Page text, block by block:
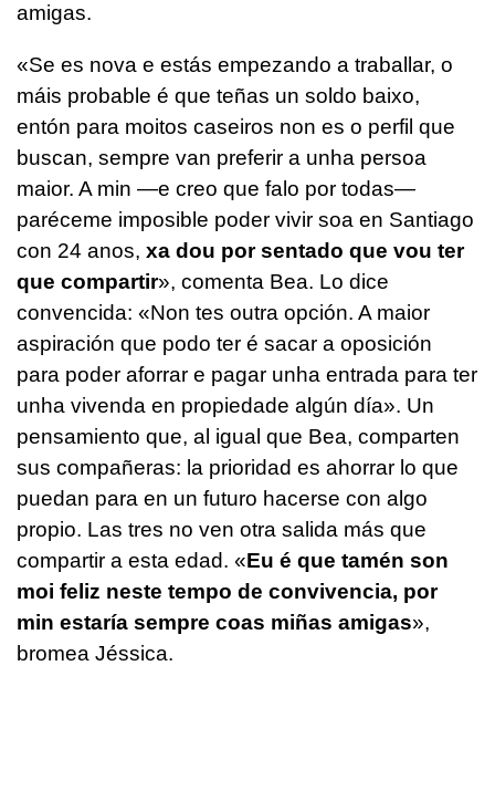
amigas.
«Se es nova e estás empezando a traballar, o
máis probable é que teñas un soldo baixo,
entón para moitos caseiros non es o perfil que
buscan, sempre van preferir a unha persoa
maior. A min —e creo que falo por todas—
paréceme imposible poder vivir soa en Santiago
con 24 anos, xa dou por sentado que vou ter
que compartir», comenta Bea. Lo dice
convencida: «Non tes outra opción. A maior
aspiración que podo ter é sacar a oposición
para poder aforrar e pagar unha entrada para ter
unha vivenda en propiedade algún día». Un
pensamiento que, al igual que Bea, comparten
sus compañeras: la prioridad es ahorrar lo que
puedan para en un futuro hacerse con algo
propio. Las tres no ven otra salida más que
compartir a esta edad. «Eu é que tamén son
moi feliz neste tempo de convivencia, por
min estaría sempre coas miñas amigas»,
bromea Jéssica.